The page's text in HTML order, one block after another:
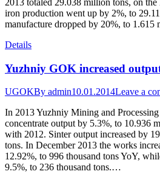
iron production went up by 2%, to
manufacture dropped by 20%, to
Details
Yuzhniy GOK increased
UGOKBy admin10.01.2014Leave a
In 2013 Yuzhniy Mining and
concentrate output by 5.3%, to 10.936
with 2012. Sinter output increased by
tons. In December 2013 the works
12.92%, to 996 thousand tons YoY,
9.5%, to 236 thousand tons.…